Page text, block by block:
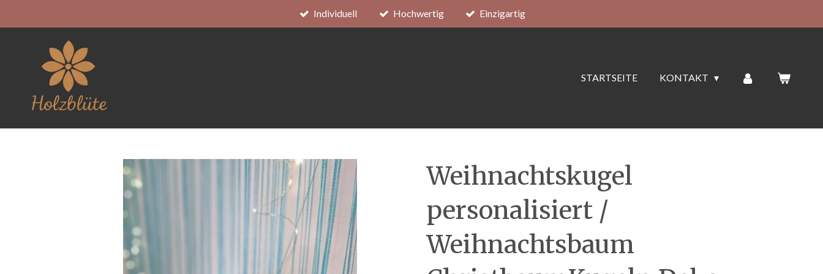
Hauptinhalt
Individuell Hochwertig Einzigartig
STARTSEITE KONTAKT
Weihnachtskugel
personalisiert /
Weihnachtsbaum